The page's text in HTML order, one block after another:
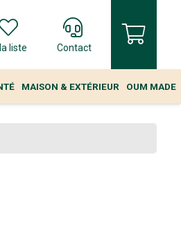
liste Contact
MAISON & EXTÉRIEUR OUM MADE